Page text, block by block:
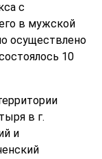
с
в мужской
осуществлено
10
в г.
и